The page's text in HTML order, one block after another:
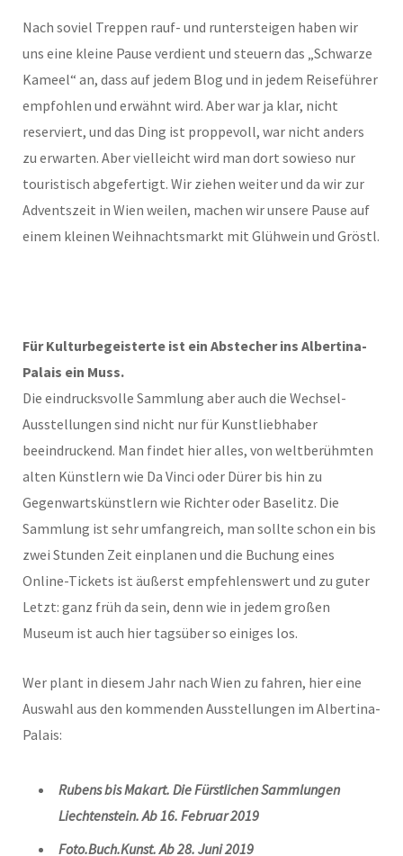
Nach soviel Treppen rauf- und runtersteigen haben wir
uns eine kleine Pause verdient und steuern das „Schwarze
Kameel“ an, dass auf jedem Blog und in jedem Reiseführer
empfohlen und erwähnt wird. Aber war ja klar, nicht
reserviert, und das Ding ist proppevoll, war nicht anders
zu erwarten. Aber vielleicht wird man dort sowieso nur
touristisch abgefertigt. Wir ziehen weiter und da wir zur
Adventszeit in Wien weilen, machen wir unsere Pause auf
einem kleinen Weihnachtsmarkt mit Glühwein und Gröstl.
Für Kulturbegeisterte ist ein Abstecher ins Albertina-
Palais ein Muss.
Die eindrucksvolle Sammlung aber auch die Wechsel-
Ausstellungen sind nicht nur für Kunstliebhaber
beeindruckend. Man findet hier alles, von weltberühmten
alten Künstlern wie Da Vinci oder Dürer bis hin zu
Gegenwartskünstlern wie Richter oder Baselitz. Die
Sammlung ist sehr umfangreich, man sollte schon ein bis
zwei Stunden Zeit einplanen und die Buchung eines
Online-Tickets ist äußerst empfehlenswert und zu guter
Letzt: ganz früh da sein, denn wie in jedem großen
Museum ist auch hier tagsüber so einiges los.
Wer plant in diesem Jahr nach Wien zu fahren, hier eine
Auswahl aus den kommenden Ausstellungen im Albertina-
Palais:
Rubens bis Makart. Die Fürstlichen Sammlungen
Liechtenstein. Ab 16. Februar 2019
Foto.Buch.Kunst. Ab 28. Juni 2019